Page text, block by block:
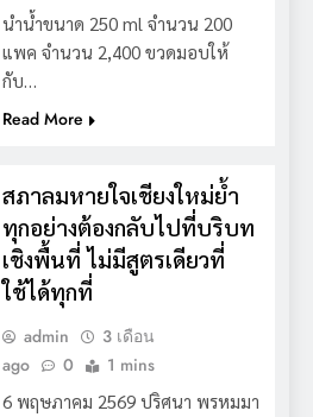
นำน้ำขนาด 250 ml จำนวน 200
แพค จำนวน 2,400 ขวดมอบให้
กับ…
Read More
สภาลมหายใจเชียงใหม่ย้ำ
ทุกอย่างต้องกลับไปที่บริบท
เชิงพื้นที่ ไม่มีสูตรเดียวที่
ใช้ได้ทุกที่
admin
3 เดือน
ago
0 1 mins
6 พฤษภาคม 2569 ปริศนา พรหมมา